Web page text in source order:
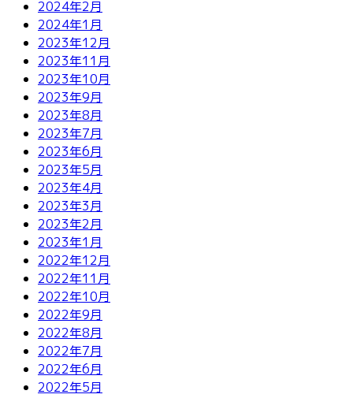
2024年2月
2024年1月
2023年12月
2023年11月
2023年10月
2023年9月
2023年8月
2023年7月
2023年6月
2023年5月
2023年4月
2023年3月
2023年2月
2023年1月
2022年12月
2022年11月
2022年10月
2022年9月
2022年8月
2022年7月
2022年6月
2022年5月